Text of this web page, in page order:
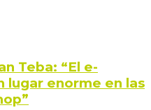
Teba: “El e-
lugar enorme en las